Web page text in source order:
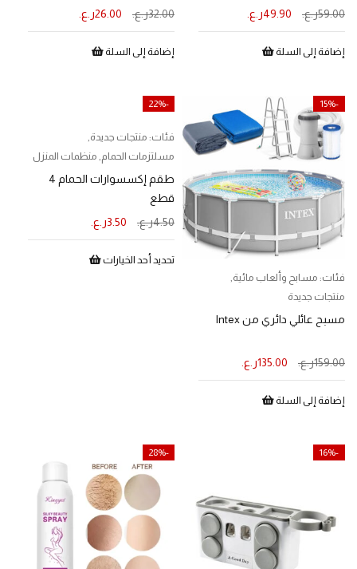
59.00ر.ع. 49.90ر.ع.
إضافة إلى السلة
32.00ر.ع. 26.00ر.ع.
إضافة إلى السلة
-15%
فئات: مسابح وألعاب مائية,
منتجات جديدة
مسبح عائلي دائري من Intex
159.00ر.ع. 135.00ر.ع.
إضافة إلى السلة
-22%
فئات: منتجات جديدة,
مسلتزمات الحمام, منظمات المنزل
طقم إكسسوارات الحمام 4
قطع
4.50ر.ع. 3.50ر.ع.
تحديد أحد الخيارات
-16%
-28%